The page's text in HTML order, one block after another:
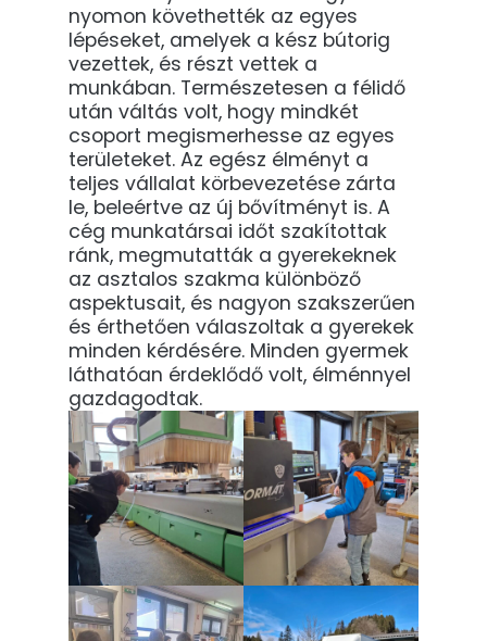
nyomon követhették az egyes
lépéseket, amelyek a kész bútorig
vezettek, és részt vettek a
munkában. Természetesen a félidő
után váltás volt, hogy mindkét
csoport megismerhesse az egyes
területeket. Az egész élményt a
teljes vállalat körbevezetése zárta
le, beleértve az új bővítményt is. A
cég munkatársai időt szakítottak
ránk, megmutatták a gyerekeknek
az asztalos szakma különböző
aspektusait, és nagyon szakszerűen
és érthetően válaszoltak a gyerekek
minden kérdésére. Minden gyermek
láthatóan érdeklődő volt, élménnyel
gazdagodtak.